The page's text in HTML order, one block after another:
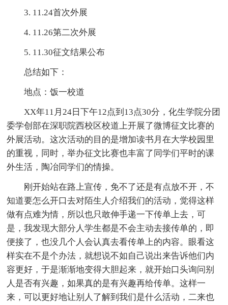
3. 11.24首次外展
4. 11.26第二次外展
5. 11.30征文结果公布
总结如下：
地点：饭一校道
XX年11月24日下午12点到13点30分，化生学院分团
委学创部在深职院西校区校道上开展了微博征文比赛的
外展活动。这次活动的目的是增加读书月在大学校园里
的重视，同时，举办征文比赛也丰富了同学们平时的课
外生活，陶冶同学们的情操。
刚开始站在路上宣传，免不了还是有点放不开，不
知道要怎么开口去对陌生人介绍我们的活动，觉得这样
做有点难为情，所以也只敢伸手递一下传单上去，可
是，我发现大部分人学生都是不会主动去接传单的，即
便接了，也没几个人会认真去看传单上的内容。眼看这
样实在不是个办法，就想说不如自己说出来告诉他们内
容更好，于是渐渐地变得大胆起来，就开始口头询问别
人是否有兴趣，如果真的是有兴趣再给传单。这样一
来，可以更好地让别人了解到我们是什么活动，二来也